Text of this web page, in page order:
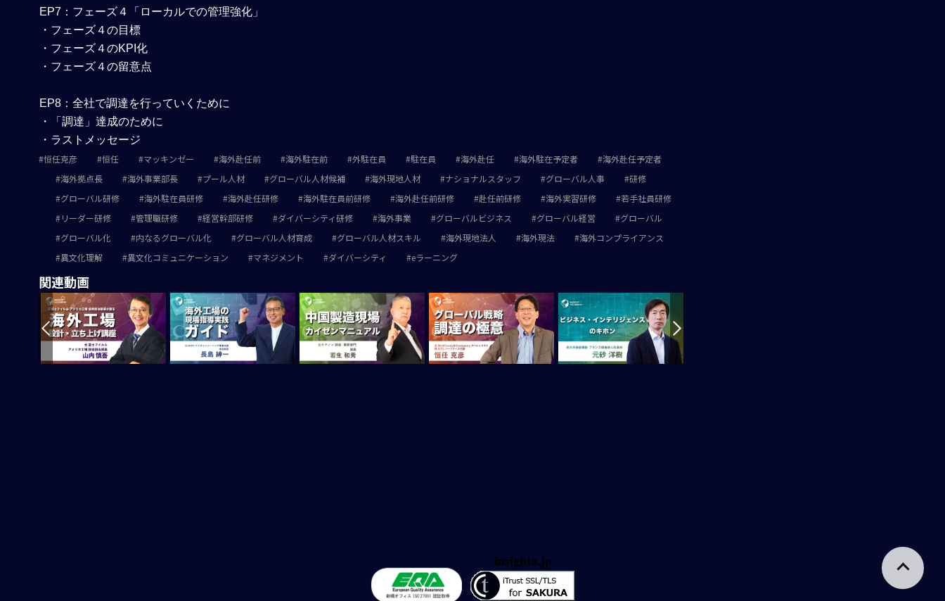
EP7：フェーズ４「ローカルでの管理強化」
・フェーズ４の目標
・フェーズ４のKPI化
・フェーズ４の留意点
EP8：全社で調達を行っていくために
・「調達」達成のために
・ラストメッセージ
恒任克彦
恒任 マッキンゼー 海外赴任前 海外駐在前 外駐在員 駐在員 海外赴任 海外駐在予定者
海外赴任予定者
海外拠点長
海外事業部長 プール人材 グローバル人材候補 海外現地人材 ナショナルスタッフ グローバル人事
研修
グローバル研修
海外駐在員研修 海外赴任研修 海外駐在員前研修 海外赴任前研修 赴任前研修 海外実習研修
若手社員研修
リーダー研修
管理職研修 経営幹部研修 ダイバーシティ研修 海外事業 グローバルビジネス グローバル経営
グローバル
グローバル化
内なるグローバル化 グローバル人材育成 グローバル人材スキル 海外現地法人 海外現法
海外コンプライアンス
異文化理解
異文化コミュニケーション マネジメント ダイバーシティ eラーニング
関連動画